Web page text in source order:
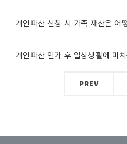
개인파산 신청 시 가족 재산은 어떻
개인파산 인가 후 일상생활에 미
PREV